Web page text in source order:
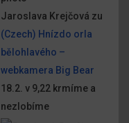
Jaroslava Krejčová zu
(Czech) Hnízdo orla
bělohlavého –
webkamera Big Bear
18.2. v 9,22 krmíme a
nezlobíme